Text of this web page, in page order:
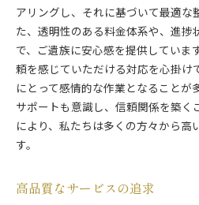
アリングし、それに基づいて最適な
た、透明性のある料金体系や、進捗
で、ご遺族に安心感を提供していま
頼を感じていただける対応を心掛け
にとって感情的な作業となることが
サポートも意識し、信頼関係を築く
により、私たちは多くの方々から高
す。
高品質なサービスの追求